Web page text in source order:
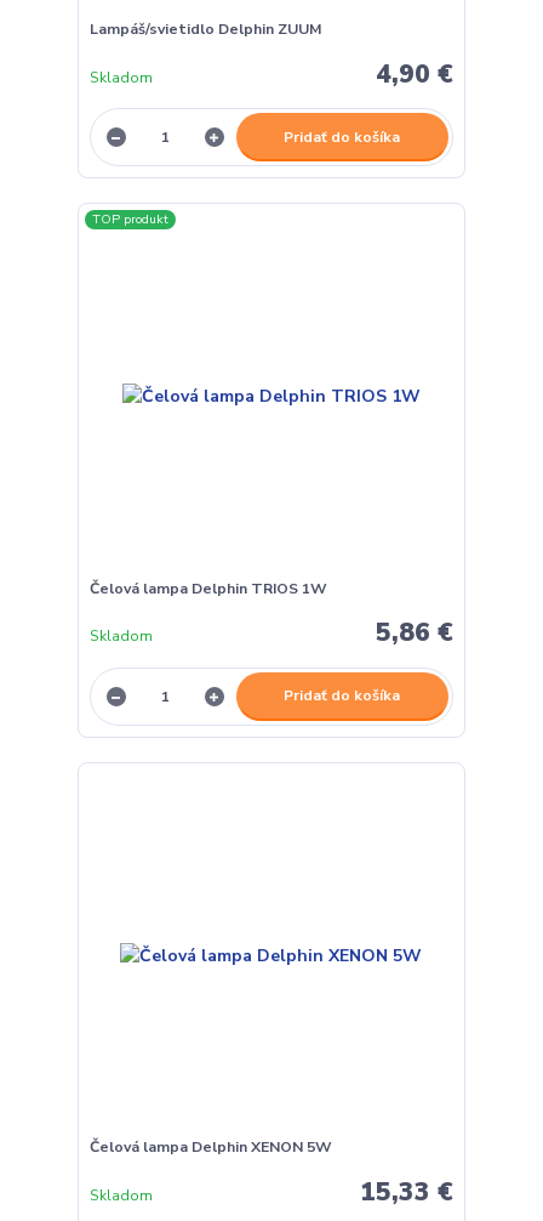
Lampáš/svietidlo Delphin ZUUM
4,90 €
Skladom
Pridať do košíka
TOP produkt
Čelová lampa Delphin TRIOS 1W
5,86 €
Skladom
Pridať do košíka
Čelová lampa Delphin XENON 5W
15,33 €
Skladom